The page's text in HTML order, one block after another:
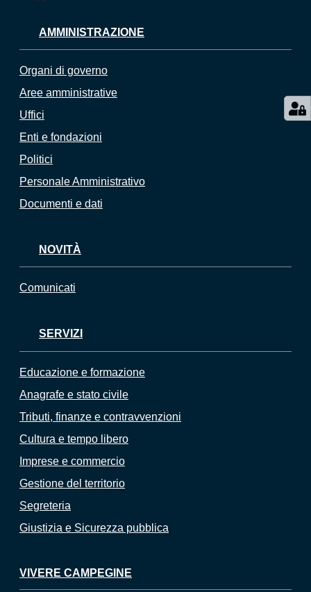
AMMINISTRAZIONE
Organi di governo
Aree amministrative
Uffici
Enti e fondazioni
Politici
Personale Amministrativo
Documenti e dati
NOVITÀ
Comunicati
SERVIZI
Educazione e formazione
Anagrafe e stato civile
Tributi, finanze e contravvenzioni
Cultura e tempo libero
Imprese e commercio
Gestione del territorio
Segreteria
Giustizia e Sicurezza pubblica
VIVERE CAMPEGINE